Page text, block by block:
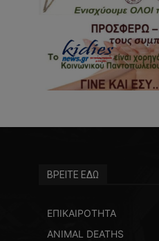
ΒΡΕΙΤΕ ΕΔΩ
ΕΠΙΚΑΙΡΟΤΗΤΑ
ANIMAL DEATHS